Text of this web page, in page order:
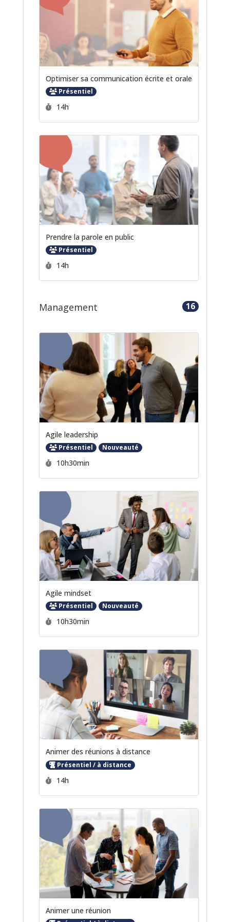
Optimiser sa communication écrite et orale
Présentiel
Durée :
14h
Prendre la parole en public
Présentiel
Durée :
14h
Management 16
Agile leadership
Présentiel Nouveauté
Durée :
10h30min
Agile mindset
Présentiel Nouveauté
Durée :
10h30min
Animer des réunions à distance
Présentiel / à distance
Durée :
14h
Animer une réunion